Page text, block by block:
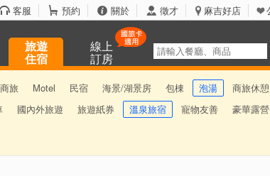
客服 預約 關於 徵才 麻吉好店
旅遊
住宿
線上
訂房
旅 Motel 民宿 海景/湖景房 包棟 泡湯
商旅休憩
國內外旅遊 旅遊紙券 溫泉旅宿 寵物友善 豪華露營